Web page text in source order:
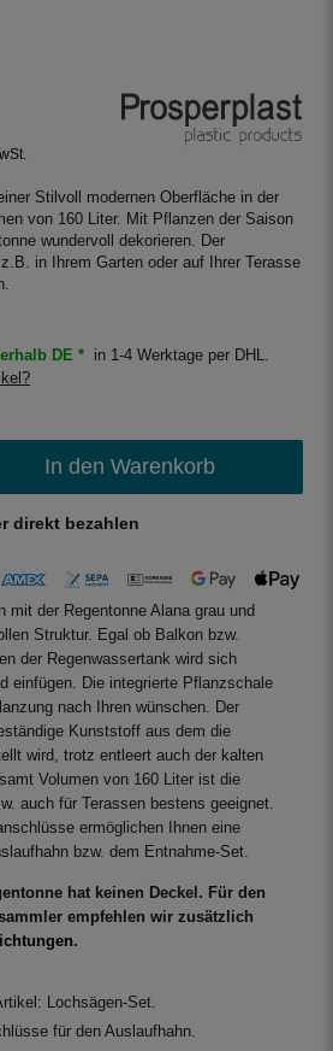
Stilvoll modernen Oberfläche in der
von 160 Liter. Mit Pflanzen der Saison
wundervoll dekorieren. Der
in Ihrem Garten oder auf Ihrer Terasse
DE *
in 1-4 Werktage per DHL.
In den Warenkorb
direkt bezahlen
mit der Regentonne Alana grau und
Struktur. Egal ob Balkon bzw.
der Regenwassertank wird sich
einfügen. Die integrierte Pflanzschale
nach Ihren wünschen. Der
Kunststoff aus dem die
wird, trotz entleert auch der kalten
Volumen von 160 Liter ist die
auch für Terassen bestens geeignet.
ermöglichen Ihnen eine
bzw. dem Entnahme-Set.
hat keinen Deckel. Für den
empfehlen wir zusätzlich
.
Lochsägen-Set.
für den Auslaufhahn.